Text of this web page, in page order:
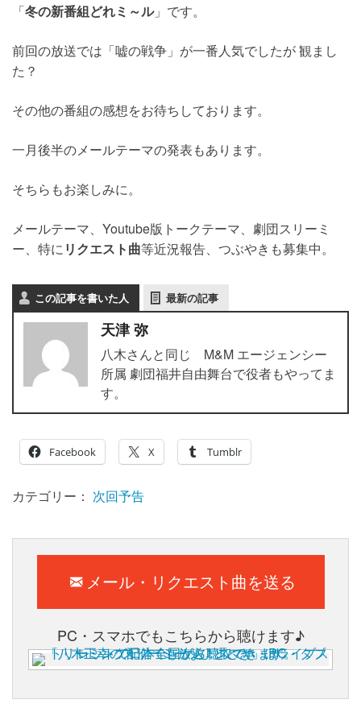
「冬の新番組どれミ～ル」です。
前回の放送では「嘘の戦争」が一番人気でしたが 観まし
た？
その他の番組の感想をお待ちしております。
一月後半のメールテーマの発表もあります。
そちらもお楽しみに。
メールテーマ、Youtube版トークテーマ、劇団スリーミ
ー、特にリクエスト曲等近況報告、つぶやきも募集中。
この記事を書いた人 最新の記事
天津 弥
八木さんと同じ M&M エージェンシー
所属 劇団福井自由舞台で役者もやってま
す。
Facebook X Tumblr
カテゴリー： 次回予告
メール・リクエスト曲を送る
PC・スマホでもこちらから聴けます♪